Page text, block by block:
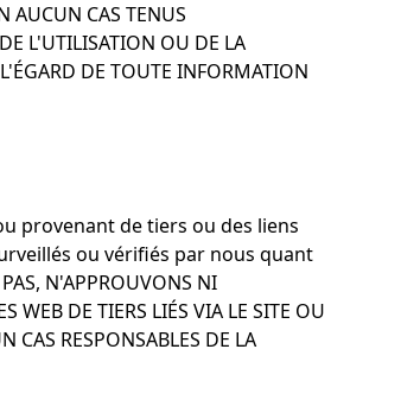
CAS TENUS
L'UTILISATION OU DE LA
DE TOUTE INFORMATION
provenant de tiers ou des liens
ou vérifiés par nous quant
N'APPROUVONS NI
WEB DE TIERS LIÉS VIA LE SITE OU
CAS RESPONSABLES DE LA